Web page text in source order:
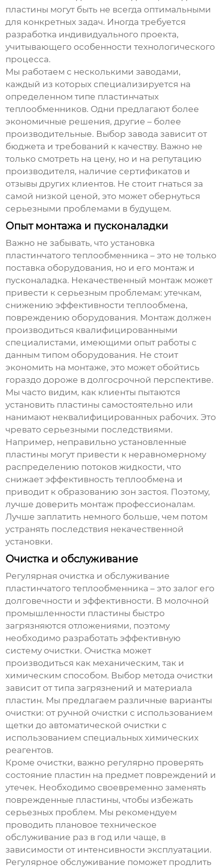
пластины могут быть не всегда оптимальными
для конкретных задач. Иногда требуется
разработка индивидуального проекта,
учитывающего особенности технологического
процесса.
Мы работаем с несколькими заводами,
каждый из которых специализируется на
определенном типе пластинчатых
теплообменников. Одни предлагают более
экономичные решения, другие – более
производительные. Выбор завода зависит от
бюджета и требований к качеству. Важно не
только смотреть на цену, но и на репутацию
производителя, наличие сертификатов и
отзывы других клиентов. Не стоит гнаться за
самой низкой ценой, это может обернуться
серьезными проблемами в будущем.
Опыт монтажа и пусконаладки
Важно не забывать, что установка
пластинчатого теплообменника – это не только
поставка оборудования, но и его монтаж и
пусконаладка. Некачественный монтаж может
привести к серьезным проблемам: утечкам,
снижению эффективности теплообмена,
повреждению оборудования. Монтаж должен
производиться квалифицированными
специалистами, имеющими опыт работы с
данным типом оборудования. Не стоит
экономить на монтаже, это может обойтись
гораздо дороже в долгосрочной перспективе.
Мы часто видим, как клиенты пытаются
установить пластины самостоятельно или
нанимают неквалифицированных рабочих. Это
чревато серьезными последствиями.
Например, неправильно установленные
пластины могут привести к неравномерному
распределению потоков жидкости, что
снижает эффективность теплообмена и
приводит к образованию зон застоя. Поэтому,
лучше доверить монтаж профессионалам.
Лучше заплатить немного больше, чем потом
устранять последствия некачественной
установки.
Очистка и обслуживание
Регулярная очистка и обслуживание
пластинчатого теплообменника – это залог его
долговечности и эффективности. В молочной
промышленности пластины быстро
загрязняются отложениями, поэтому
необходимо разработать эффективную
систему очистки. Очистка может
производиться как механическим, так и
химическим способом. Выбор метода очистки
зависит от типа загрязнений и материала
пластин. Мы предлагаем различные варианты
очистки: от ручной очистки с использованием
щетки до автоматической очистки с
использованием специальных химических
реагентов.
Кроме очистки, важно регулярно проверять
состояние пластин на предмет повреждений и
утечек. Необходимо своевременно заменять
поврежденные пластины, чтобы избежать
серьезных проблем. Мы рекомендуем
проводить плановое техническое
обслуживание раз в год или чаще, в
зависимости от интенсивности эксплуатации.
Регулярное обслуживание поможет продлить